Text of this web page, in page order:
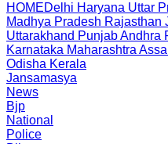
HOMEDelhi Haryana Uttar
Madhya Pradesh Rajasthan
Uttarakhand PunjabAndhra
Karnataka Maharashtra
Odisha Kerala
Jansamasya
News
Bjp
National
Police